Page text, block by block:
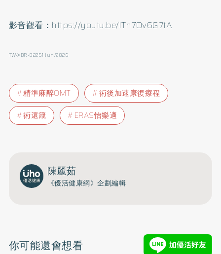
影音觀看： https://youtu.be/lTn7Ov6G7tA
TW-XBR-02251 Jun/2026
精準麻醉OMT
術後加速康復療程
術還箴
ERAS怡樂適
陳麗茹
《優活健康網》企劃編輯
你可能還會想看